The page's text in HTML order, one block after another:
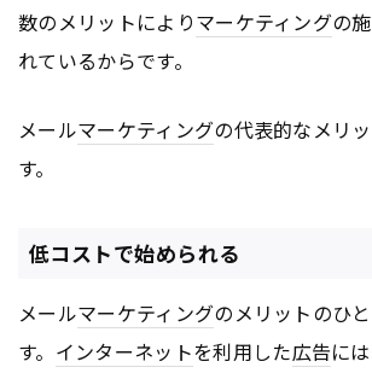
数のメリットによりマーケティングの
れているからです。
メールマーケティングの代表的なメリ
す。
低コストで始められる
メールマーケティングのメリットのひ
す。 インターネットを利用した広告には